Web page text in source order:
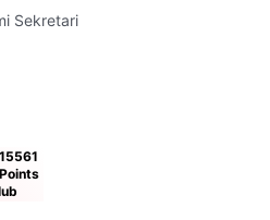
Sekretari